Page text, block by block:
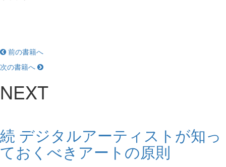
前の書籍へ
次の書籍へ
NEXT
続 デジタルアーティストが知っ
ておくべきアートの原則